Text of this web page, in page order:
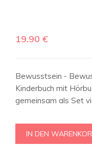
19.90 €
Bewusstsein -
Kinderbuch mit
gemeinsam als Set
IN DEN